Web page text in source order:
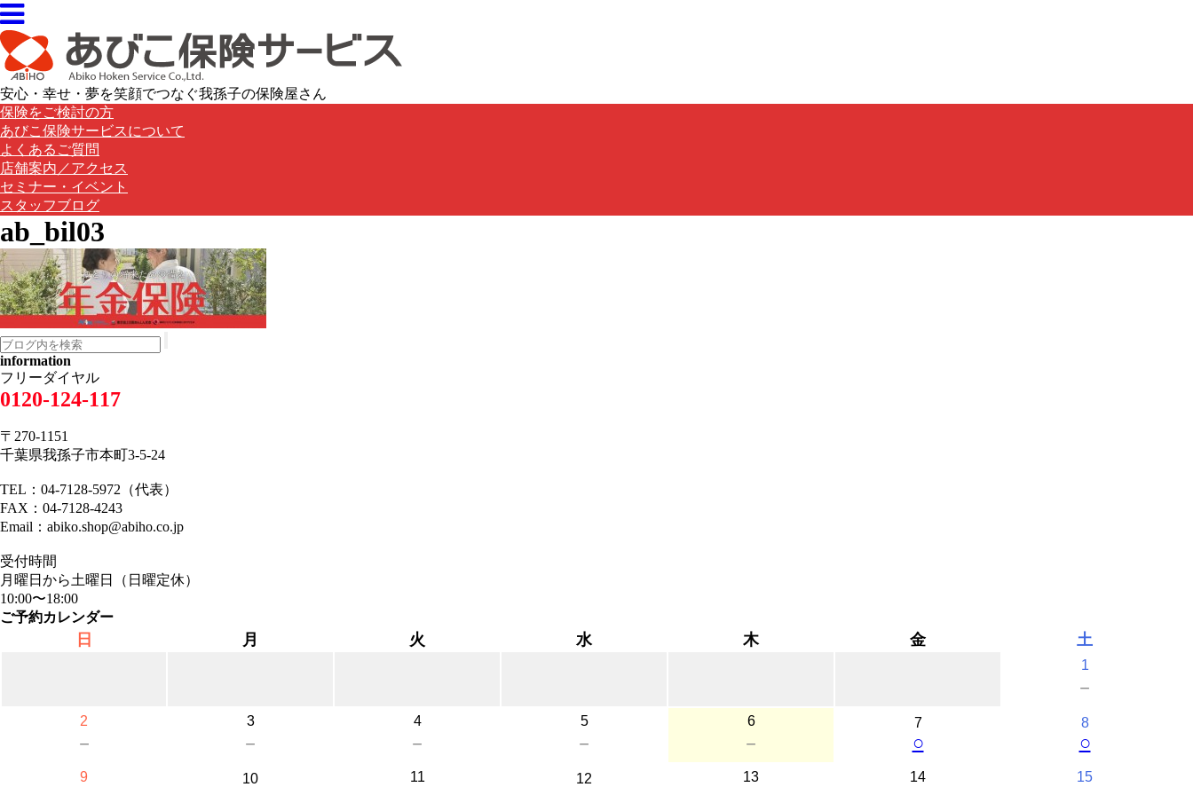
安心・幸せ・夢を笑顔でつなぐ我孫子の保険屋さん
保険をご検討の方
あびこ保険サービスについて
よくあるご質問
店舗案内／アクセス
セミナー・イベント
スタッフブログ
ab_bil03
information
フリーダイヤル
0120-124-117
〒270-1151
千葉県我孫子市本町3-5-24
TEL：04-7128-5972（代表）
FAX：04-7128-4243
Email：abiko.shop@abiho.co.jp
受付時間
月曜日から土曜日（日曜定休）
10:00〜18:00
ご予約カレンダー
日 月 火 水 木 金 土
1
－
2
－
3
－
4
－
5
－
6
－
7
○
8
○
9 10 11 12 13 14 15